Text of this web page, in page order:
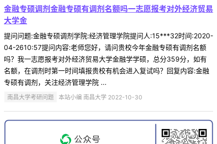
金融专硕调剂金融专硕有调剂名额吗一志愿报考对外经济贸易
大学金
提问问题:金融专硕调剂学院:经济管理学院提问人:15***32时间:2020-
04-2610:57提问内容:老师您好，请问贵校今年金融专硕有调剂名额
吗？我一志愿报考对外经济贸易大学金融学学硕，总分359分，如有
名额，在调剂时第一时间填报贵校有机会进入复试吗？回复内容:金融
专硕有调剂，关注经济管理学院 ...
南昌大学考研问题 本站小编 南昌大学 2022-10-30